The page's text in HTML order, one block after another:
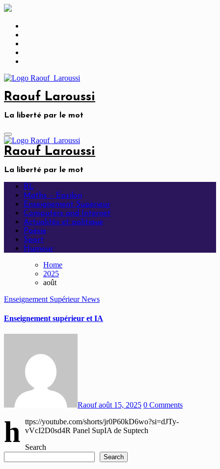
Skip
content
Raouf Laroussi
La liberté par le mot
Raouf Laroussi
La liberté par le mot
RL
Maths – Epsilon
Enseignement Supérieur
Computers and Internet
Actualités et politique
Poésie
Sport
Humour
Home
2025
août
Enseignement SupérieurNews
Enseignement supérieur et IA
Raoufaoût 15, 2025 0 Comments
h ttps://youtube.com/shorts/jr0P60kD6wo?si=dJTy-
vVcI2D0sd4R Panel SupIA de Suptech
Search
Search